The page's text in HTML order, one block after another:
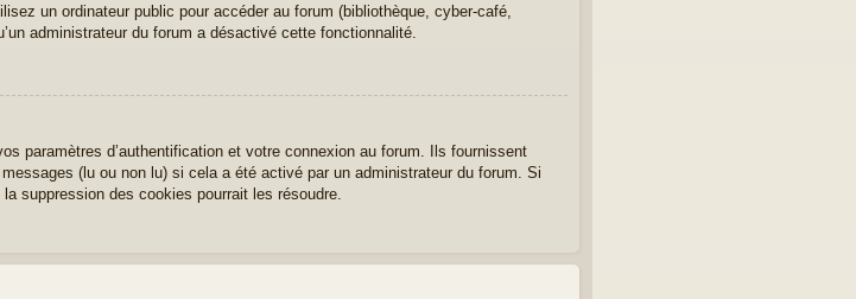
un ordinateur public pour accéder au forum (bibliothèque, cyber-café,
administrateur du forum a désactivé cette fonctionnalité.
paramètres d’authentification et votre connexion au forum. Ils fournissent
(lu ou non lu) si cela a été activé par un administrateur du forum. Si
suppression des cookies pourrait les résoudre.